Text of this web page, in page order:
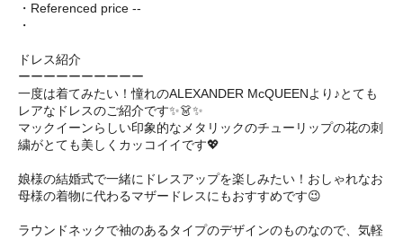
・Referenced price --
・
ドレス紹介
ーーーーーーーーーー
一度は着てみたい！憧れのALEXANDER McQUEENより♪とても
レアなドレスのご紹介です✨👗✨
マックイーンらしい印象的なメタリックのチューリップの花の刺
繍がとても美しくカッコイイです💖
娘様の結婚式で一緒にドレスアップを楽しみたい！おしゃれなお
母様の着物に代わるマザードレスにもおすすめです😉
ラウンドネックで袖のあるタイプのデザインのものなので、気軽